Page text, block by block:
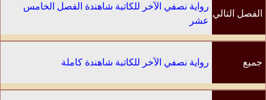
الفصل التالي
رواية نصفي الآخر للكاتبة شاهندة الفصل الخامس
عشر
جميع رواية نصفي الآخر للكاتبة شاهندة كاملة